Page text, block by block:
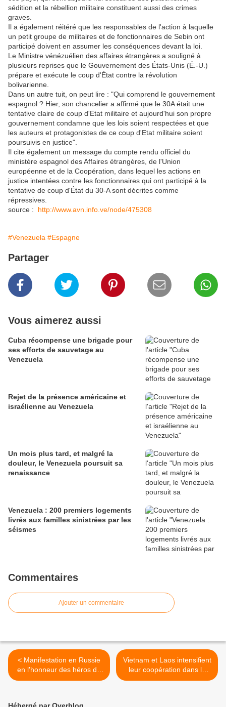
sédition et la rébellion militaire constituent aussi des crimes
graves.
Il a également réitéré que les responsables de l'action à laquelle
un petit groupe de militaires et de fonctionnaires de Sebin ont
participé doivent en assumer les conséquences devant la loi.
Le Ministre vénézuélien des affaires étrangères a souligné à
plusieurs reprises que le Gouvernement des États-Unis (É.-U.)
prépare et exécute le coup d'État contre la révolution
bolivarienne.
Dans un autre tuit, on peut lire : "Qui comprend le gouvernement
espagnol ? Hier, son chancelier a affirmé que le 30A était une
tentative claire de coup d'Etat militaire et aujourd'hui son propre
gouvernement condamne que les lois soient respectées et que
les auteurs et protagonistes de ce coup d'Etat militaire soient
poursuivis en justice".
Il cite également un message du compte rendu officiel du
ministère espagnol des Affaires étrangères, de l'Union
européenne et de la Coopération, dans lequel les actions en
justice intentées contre les fonctionnaires qui ont participé à la
tentative de coup d'État du 30-A sont décrites comme
répressives.
source : http://www.avn.info.ve/node/475308
#Venezuela #Espagne
Partager
Vous aimerez aussi
Cuba récompense une brigade pour
ses efforts de sauvetage au
Venezuela
Rejet de la présence américaine et
israélienne au Venezuela
Un mois plus tard, et malgré la
douleur, le Venezuela poursuit sa
renaissance
Venezuela : 200 premiers logements
livrés aux familles sinistrées par les
séismes
Commentaires
Ajouter un commentaire
< Manifestation en Russie
en l'honneur des héros de
la Grande Guerre
Vietnam et Laos intensifient
leur coopération dans la
lutte contre les fausses